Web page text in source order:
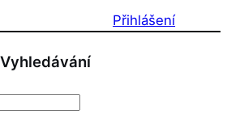
Přihlášení
Vyhledávání